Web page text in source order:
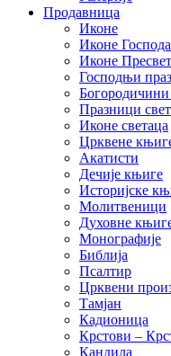
Продавница
Иконе
Иконе
Иконе
Господњи
Празници
Иконе светаца
Црквене
Акатисти
Дечије књиге
Историјске
Молитвеници
Духовне
Монографије
Библија
Псалтир
Црквени
Тамјан
Кадионица
Крстови –
Кандила